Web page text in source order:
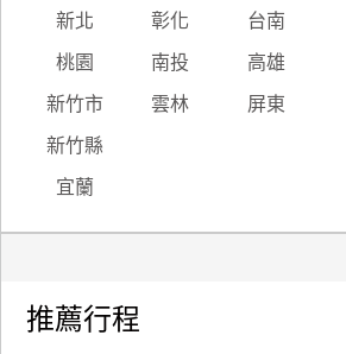
新北 彰化 台南
桃園 南投 高雄
新竹市 雲林 屏東
新竹縣
宜蘭
推薦行程